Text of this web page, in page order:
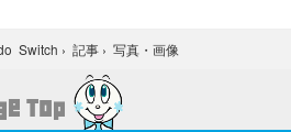
Switch › 記事 › 写真・画像